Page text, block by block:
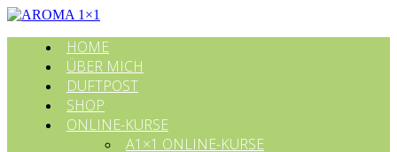
HOME
ÜBER MICH
DUFTPOST
SHOP
ONLINE-KURSE
A1×1 ONLINE-KURSE